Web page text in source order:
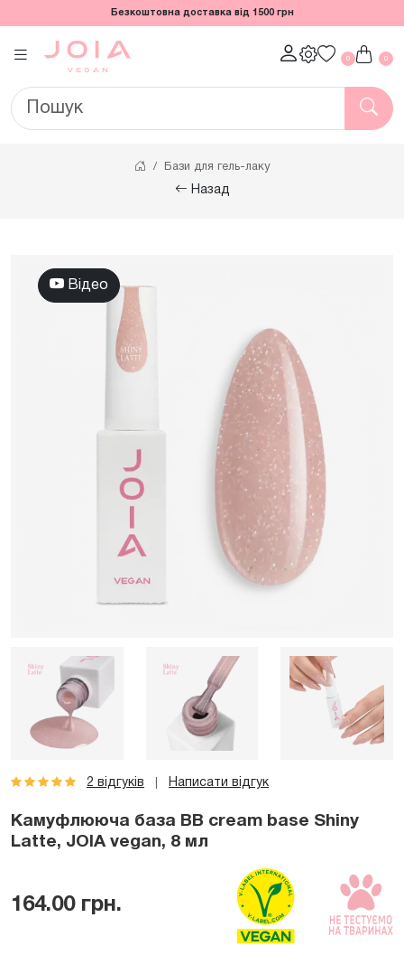
Безкоштовна доставка від 1500 грн
0 0
Бази для гель-лаку
Назад
Відео
2 відгуків Написати відгук
Камуфлююча база BB cream base Shiny
Latte, JOIA vegan, 8 мл
164.00 грн.